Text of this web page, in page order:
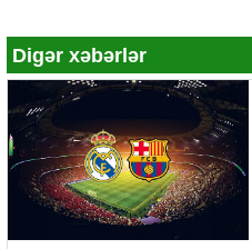
Digər xəbərlər